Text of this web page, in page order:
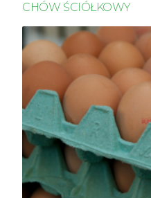
CHÓW ŚCIÓŁKOWY